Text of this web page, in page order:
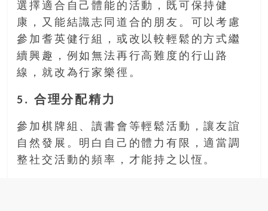
選擇適合自己體能的活動，既可保持健
康，又能結識志同道合的朋友。可以考慮
參加耆英健行組，或改以較輕鬆的方式繼
續興趣，例如無法再行高難度的行山路
線，就改為行家樂徑。
5. 合理分配精力
參加棋牌組、讀書會等輕鬆活動，讓友誼
自然發展。明白自己的體力有限，適當調
整社交活動的頻率，才能持之以恆。